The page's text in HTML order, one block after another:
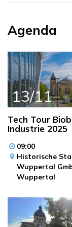
Agenda
13/11
Tech Tour
Industrie 2025
09:00
Historische
Wuppertal
Wuppertal